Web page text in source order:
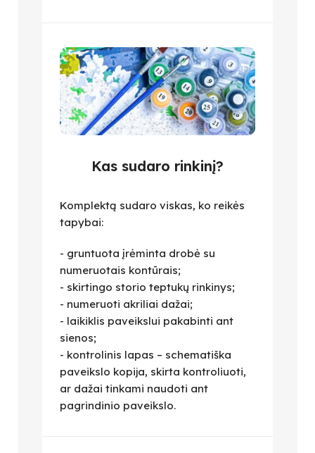
Kas sudaro rinkinį?
Komplektą sudaro viskas, ko reikės
tapybai:
- gruntuota įrėminta drobė su
numeruotais kontūrais;
- skirtingo storio teptukų rinkinys;
- numeruoti akriliai dažai;
- laikiklis paveikslui pakabinti ant
sienos;
- kontrolinis lapas – schematiška
paveikslo kopija, skirta kontroliuoti,
ar dažai tinkami naudoti ant
pagrindinio paveikslo.